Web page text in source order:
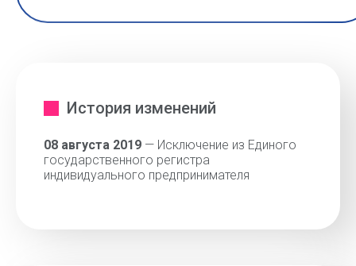
История изменений
08 августа 2019 — Исключение из Единого
государственного регистра
индивидуального предпринимателя